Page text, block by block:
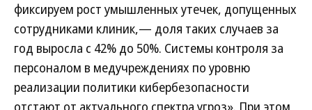
фиксируем рост умышленных утечек, допущенных
сотрудниками клиник,— доля таких случаев за
год выросла с 42% до 50%. Системы контроля за
персоналом в медучреждениях по уровню
реализации политики кибербезопасности
отстают от актуального спектра угроз». При этом